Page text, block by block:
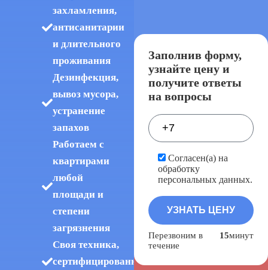
захламления,
антисанитарии
и длительного
проживания
Дезинфекция,
вывоз мусора,
устранение
запахов
Работаем с
квартирами
любой
площади и
степени
загрязнения
Своя техника,
сертифицированные
Заполнив форму,
узнайте цену и
получите ответы
на вопросы
Согласен(а) на
обработку
персональных данных.
Перезвоним в
течение
15минут